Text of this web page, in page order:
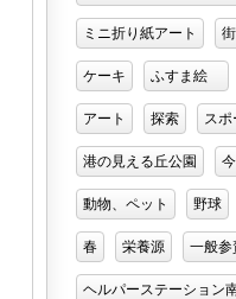
ミニ折り紙アート
ケーキ ふすま絵
アート 探索 スポ
港の見える丘公園
動物、ペット 野球
春 栄養源 一般参
ヘルパーステーション